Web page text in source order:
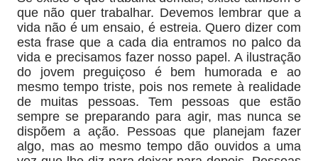
que não quer trabalhar. Devemos lembrar que a
vida não é um ensaio, é estreia. Quero dizer com
esta frase que a cada dia entramos no palco da
vida e precisamos fazer nosso papel. A ilustração
do jovem preguiçoso é bem humorada e ao
mesmo tempo triste, pois nos remete à realidade
de muitas pessoas. Tem pessoas que estão
sempre se preparando para agir, mas nunca se
dispõem a ação. Pessoas que planejam fazer
algo, mas ao mesmo tempo dão ouvidos a uma